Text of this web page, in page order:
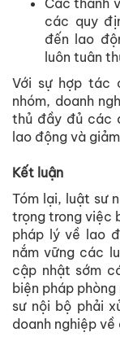
Các thành
các quy
đến lao
luôn tuân
Với sự hợp tác
nhóm, doanh
thủ đầy đủ các
lao động và
Kết luận
Tóm lại, luật sư
trọng trong việc
pháp lý về lao
nắm vững các
cập nhật sớm
biện pháp
sư nội bộ phải
doanh nghiệp